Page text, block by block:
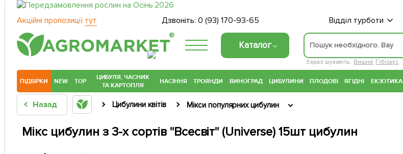
Акційні пропозиції тут Дзвоніть: 0 (93) 170-93-65 Відділ турботи
®
Каталог
Зараз шукають: Вишня Гібіскус
ПІДБІРКИ NEW TOP
ЦИБУЛЯ, ЧАСНИК
ТА КАРТОПЛЯ
НАСІННЯ ТРОЯНДИ ВИНОГРАД ЦИБУЛИНИ ПЛОДОВІ ЯГІДНІ ЕКЗОТИКА
Назад Цибулини квітів Мікси популярних цибулин
Мікс цибулин з 3-х сортів "Всесвіт" (Universe) 15шт цибулин